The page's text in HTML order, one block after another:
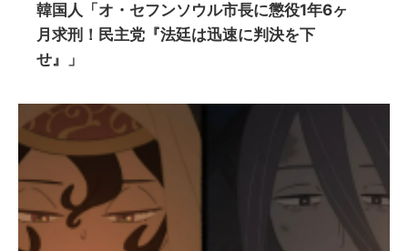
韓国人「オ・セフンソウル市長に懲役1年6ヶ
月求刑！民主党『法廷は迅速に判決を下
せ』」